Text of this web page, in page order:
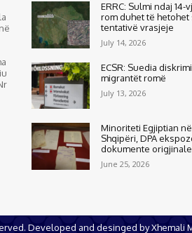
ERRC: Sulmi ndaj 14-
rom duhet të hetohet
tentativë vrasjeje
July 14, 2026
ECSR: Suedia
migrantët romë
July 13, 2026
Minoriteti Egjiptian në
Shqipëri, DPA
dokumente origjinale
June 25, 2026
Developed and desinged by Xhemali